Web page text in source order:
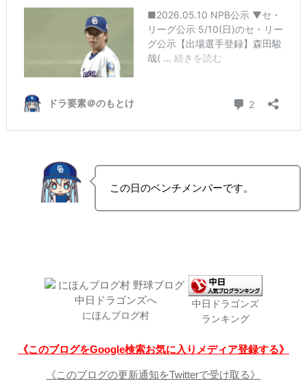
この日のベンチメンバーです。
にほんブログ村
中日ドラゴンズ
ランキング
《このブログをGoogle検索お気に入りメディア登録する》
《このブログの更新通知をTwitterで受け取る》